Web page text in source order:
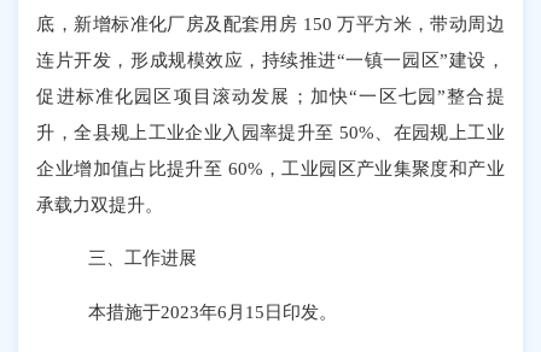
底，新增标准化厂房及配套用房 150万平方米，带动周边
连片开发，形成规模效应，持续推进“一镇一园区”建设，
促进标准化园区项目滚动发展；加快“一区七园”整合提
升，全县规上工业企业入园率提升至 50% 、在园规上工业
企业增加值占比提升至 60% ，工业园区产业集聚度和产业
承载力双提升。
三、工作进展
本措施于2023年6月15日印发。